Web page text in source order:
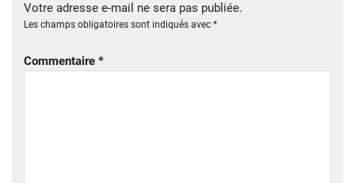
Votre adresse e-mail ne sera pas publiée.
Les champs obligatoires sont indiqués avec *
Commentaire *